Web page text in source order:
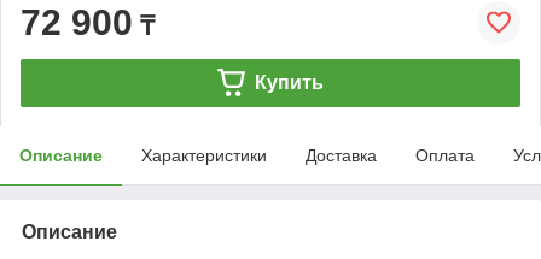
72 900 ₸
Купить
Описание Характеристики Доставка Оплата
Описание